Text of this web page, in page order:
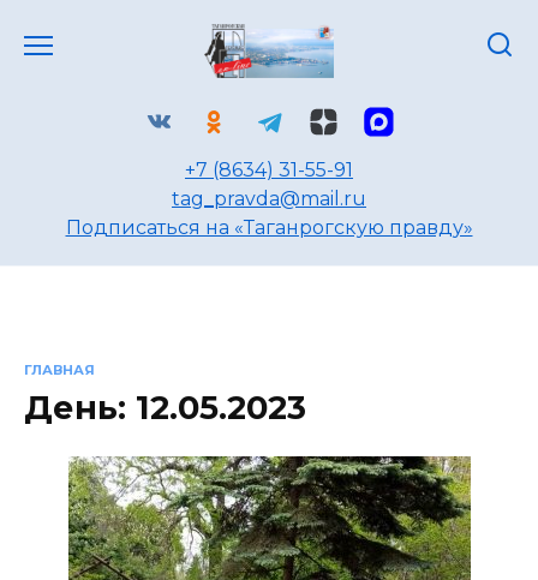
+7 (8634) 31-55-91
tag_pravda@mail.ru
Подписаться на «Таганрогскую правду»
ГЛАВНАЯ
День: 12.05.2023